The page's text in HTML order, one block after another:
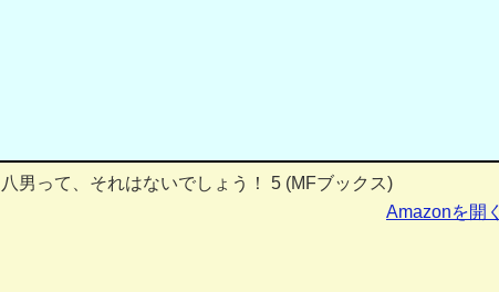
八男って、それはないでしょう！ 5 (MFブックス)
Amazonを開く